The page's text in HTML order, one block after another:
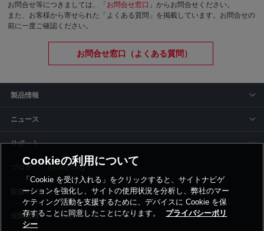
お問合せ等につきましては、「 お問合せ窓口 」からお問合せください。
また、お客様から寄せられた「よくある質問」を掲載しています。お問合せの
前に一度ご確認ください。
お問合せ窓口（よくある質問）
製品情報
ニュース
サポート
siyaku-blog
取扱いメーカー
事業所一覧
Cookieの利用について
「Cookie を受け入れる」をクリックすると、サイトナビゲ
ーションを強化し、サイトの使用状況を分析し、弊社のマー
ケティング活動を支援するために、デバイスに Cookie を保
存することに同意したことになります。
プライバシーポリ
シー